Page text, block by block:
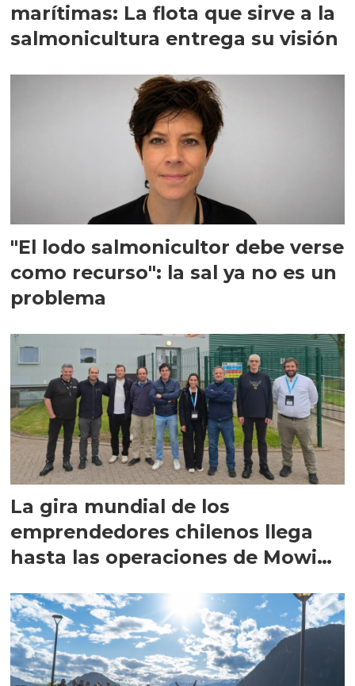
marítimas: La flota que sirve a la
salmonicultura entrega su visión
"El lodo salmonicultor debe verse
como recurso": la sal ya no es un
problema
La gira mundial de los
emprendedores chilenos llega
hasta las operaciones de Mowi